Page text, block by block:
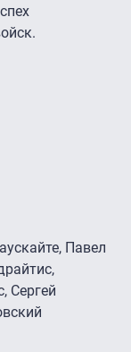
Павел
Сергей